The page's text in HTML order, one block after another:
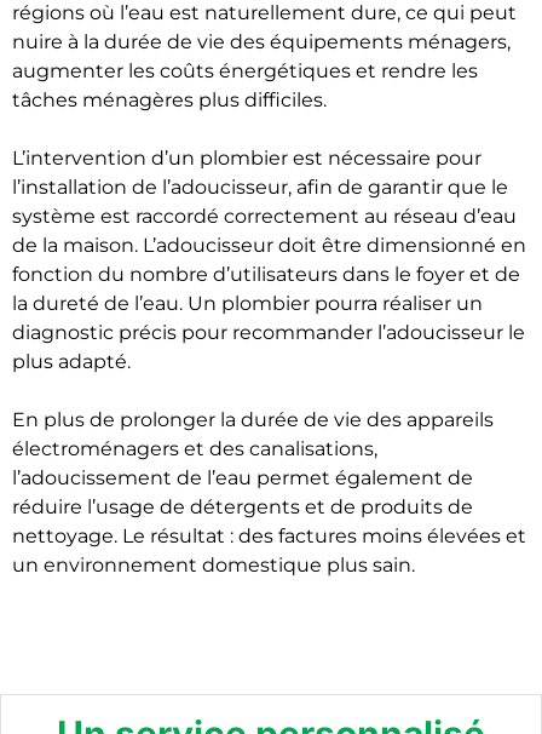
régions où l’eau est naturellement dure, ce qui peut
nuire à la durée de vie des équipements ménagers,
augmenter les coûts énergétiques et rendre les
tâches ménagères plus difficiles.
L’intervention d’un plombier est nécessaire pour
l’installation de l’adoucisseur, afin de garantir que le
système est raccordé correctement au réseau d’eau
de la maison. L’adoucisseur doit être dimensionné en
fonction du nombre d’utilisateurs dans le foyer et de
la dureté de l’eau. Un plombier pourra réaliser un
diagnostic précis pour recommander l’adoucisseur le
plus adapté.
En plus de prolonger la durée de vie des appareils
électroménagers et des canalisations,
l’adoucissement de l’eau permet également de
réduire l’usage de détergents et de produits de
nettoyage. Le résultat : des factures moins élevées et
un environnement domestique plus sain.